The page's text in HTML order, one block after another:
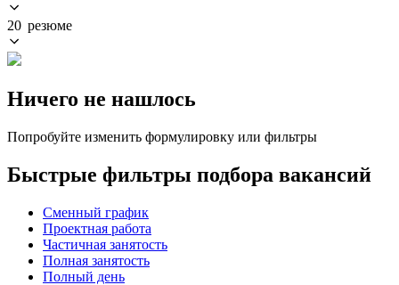
20 резюме
Ничего не нашлось
Попробуйте изменить формулировку или фильтры
Быстрые фильтры подбора вакансий
Сменный график
Проектная работа
Частичная занятость
Полная занятость
Полный день